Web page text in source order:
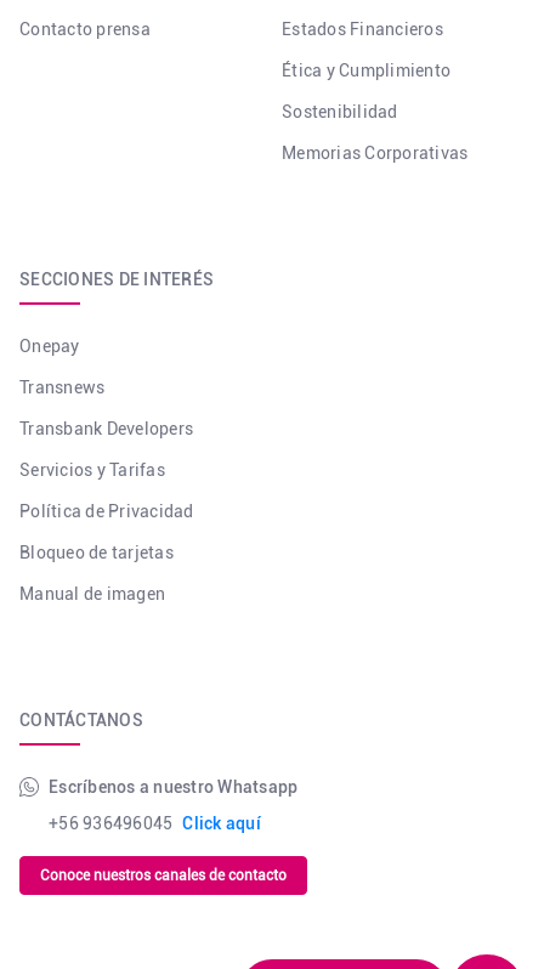
Contacto prensa Estados Financieros
Ética y Cumplimiento
Sostenibilidad
Memorias Corporativas
SECCIONES DE INTERÉS
Onepay
Transnews
Transbank Developers
Servicios y Tarifas
Política de Privacidad
Bloqueo de tarjetas
Manual de imagen
CONTÁCTANOS
Escríbenos a nuestro Whatsapp
+56 936496045 Click aquí
Conoce nuestros canales de contacto